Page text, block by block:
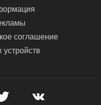
соглашение